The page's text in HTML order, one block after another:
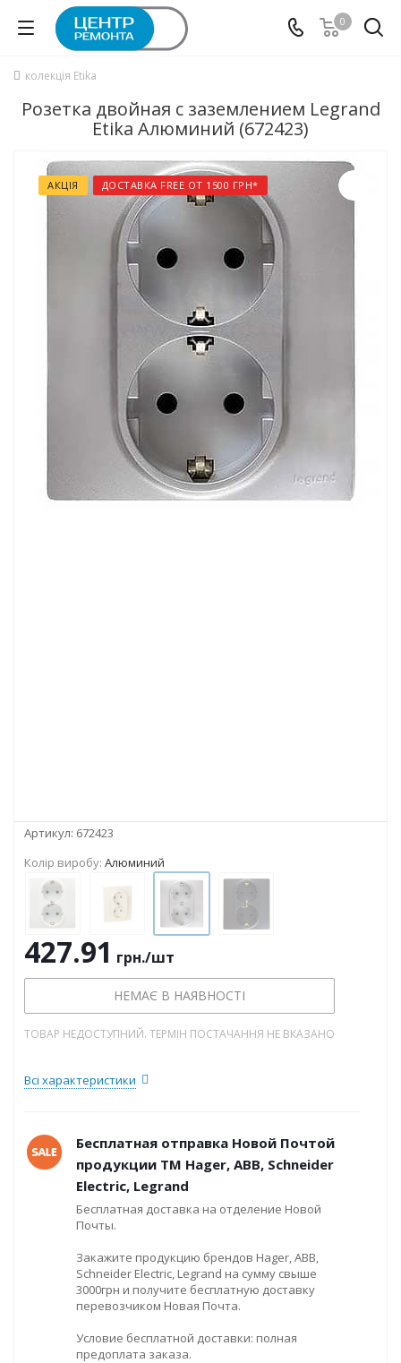
0
колекція Etika
Розетка двойная с заземлением Legrand
Etika Алюминий (672423)
АКЦІЯ ДОСТАВКА FREE ОТ 1500 ГРН*
Артикул: 672423
Колір виробу: Алюминий
427.91 грн./шт
НЕМАЄ В НАЯВНОСТІ
ТОВАР НЕДОСТУПНИЙ. ТЕРМІН ПОСТАЧАННЯ НЕ ВКАЗАНО
Всі характеристики
Бесплатная отправка Новой Почтой
продукции ТМ Hager, ABB, Schneider
Electric, Legrand
Бесплатная доставка на отделение Новой
Почты.
Закажите продукцию брендов Hager, ABB,
Schneider Electric, Legrand на сумму свыше
3000грн и получите бесплатную доставку
перевозчиком Новая Почта.
Условие бесплатной доставки: полная
предоплата заказа.